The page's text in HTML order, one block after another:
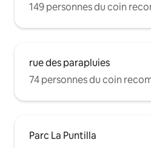
149 personnes du coin
rue des parapluies
74 personnes du coin
Parc La Puntilla